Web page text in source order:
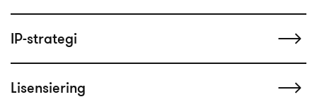
IP-strategi
Lisensiering